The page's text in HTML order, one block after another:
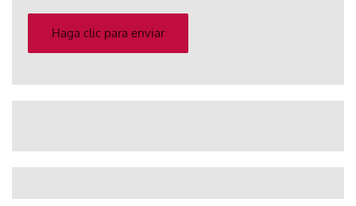
electrónico
Haga clic para enviar